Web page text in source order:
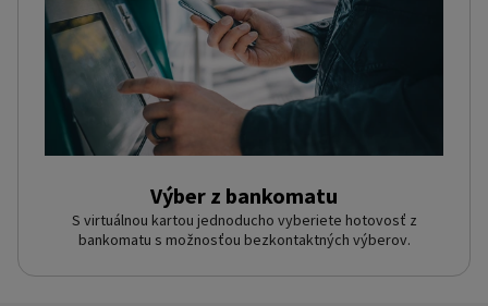
Výber z bankomatu
S virtuálnou kartou jednoducho vyberiete hotovosť z
bankomatu s možnosťou bezkontaktných výberov.